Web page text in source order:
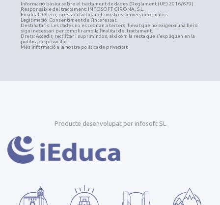
Informació bàsica sobre el tractament de dades (Reglament (UE) 2016/679)
Responsable del tractament: INFOSOFT GIRONA, S.L.
Finalitat: Oferir, prestar i facturar els nostres serveis informàtics.
Legitimació: Consentiment de l’interessat.
Destinataris: Les dades no es cediran a tercers, llevat que ho exigeixi una llei o
sigui necessari per complir amb la finalitat del tractament.
Drets: Accedir, rectificar i suprimir dos, així com la resta que s’expliquen en la
política de privacitat.
Més informació a la nostra política de privacitat
Producte desenvolupat per infosoft SL